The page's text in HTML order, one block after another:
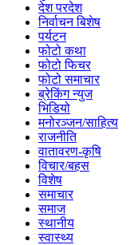
देश परदेश
निर्वाचन बिशेष
पर्यटन
फोटो कथा
फोटो फिचर
फोटो समाचार
ब्रेकिंग न्युज
भिडियो
मनोरञ्जन/साहित्य
राजनीति
वातावरण-कृषि
विचार/बहस
विशेष
समाचार
समाज
स्थानीय
स्वास्थ्य